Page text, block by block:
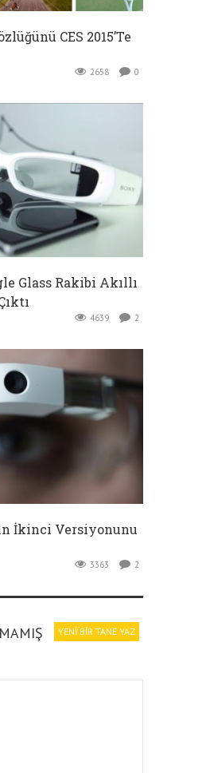
CES 2015’te
2658 0
Glass Rakibi Akıllı
4639 2
İkinci Versiyonunu
3363 2
YENI BIR TANE YAZ